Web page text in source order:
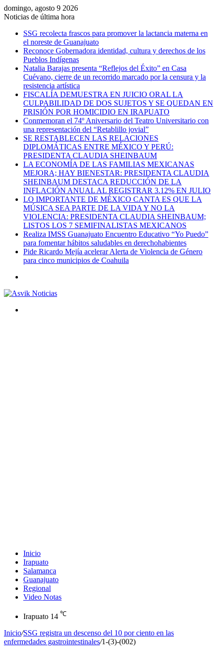
domingo, agosto 9 2026
Noticias de última hora
SSG recolecta frascos para promover la lactancia materna en
el noreste de Guanajuato
Reconoce Gobernadora identidad, cultura y derechos de los
Pueblos Indígenas
Natalia Barajas presenta “Reflejos del Éxito” en Casa
Cuévano, cierre de un recorrido marcado por la censura y la
resistencia artística
FISCALÍA DEMUESTRA EN JUICIO ORAL LA
CULPABILIDAD DE DOS SUJETOS Y SE QUEDAN EN
PRISIÓN POR HOMICIDIO EN IRAPUATO
Conmemoran el 74º Aniversario del Teatro Universitario con
una representación del “Retablillo jovial”
SE RESTABLECEN LAS RELACIONES
DIPLOMÁTICAS ENTRE MÉXICO Y PERÚ:
PRESIDENTA CLAUDIA SHEINBAUM
LA ECONOMÍA DE LAS FAMILIAS MEXICANAS
MEJORA; HAY BIENESTAR: PRESIDENTA CLAUDIA
SHEINBAUM DESTACA REDUCCIÓN DE LA
INFLACIÓN ANUAL AL REGISTRAR 3.12% EN JULIO
LO IMPORTANTE DE MÉXICO CANTA ES QUE LA
MÚSICA SEA PARTE DE LA VIDA Y NO LA
VIOLENCIA: PRESIDENTA CLAUDIA SHEINBAUM;
LISTOS LOS 7 SEMIFINALISTAS MEXICANOS
Realiza IMSS Guanajuato Encuentro Educativo “Yo Puedo”
para fomentar hábitos saludables en derechohabientes
Pide Ricardo Mejía acelerar Alerta de Violencia de Género
para cinco municipios de Coahuila
Inicio
Irapuato
Salamanca
Guanajuato
Regional
Video Notas
Irapuato 14 ℃
Inicio/SSG registra un descenso del 10 por ciento en las
enfermedades gastrointestinales/1-(3)-(002)